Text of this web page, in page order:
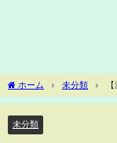
ホーム 未分類
所から離れないように」【
未分類